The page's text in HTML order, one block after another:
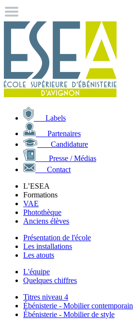
Labels
Partenaires
Candidature
Presse / Médias
Contact
L’ESEA
Formations
VAE
Photothèque
Anciens élèves
Présentation de l'école
Les installations
Les atouts
L'équipe
Quelques chiffres
Titres niveau 4
Ébénisterie - Mobilier contemporain
Ébénisterie - Mobilier de style